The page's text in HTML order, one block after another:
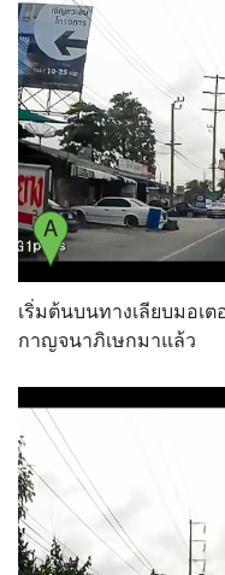
เริ่มต้นบนทางเลียบมอเ
กาญจนาภิเษกมาแล้ว